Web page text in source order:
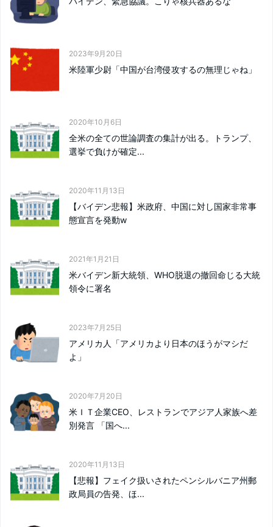
2023年9月20日
米陸軍少尉「中国が台湾侵攻するの無理じゃね」
2020年10月6日
全米の全ての世論調査の集計が出る。トランプ、
選挙で負けが確定...
2020年11月13日
【バイデン悲報】米政府、中国に対し国家非常事
態宣言を発動w
2021年1月21日
米バイデン新大統領、WHO脱退の撤回命じる大統
領令に署名
2023年7月25日
アメリカ人「アメリカより日本のほうがマシだ
よ」
2020年7月20日
米ＩＴ企業CEO、レストランでアジア人家族へ差
別発言 「国へ...
2020年11月13日
【悲報】フェイク扱いされたペンシルバニア州郵
政局員の告発、ほ...